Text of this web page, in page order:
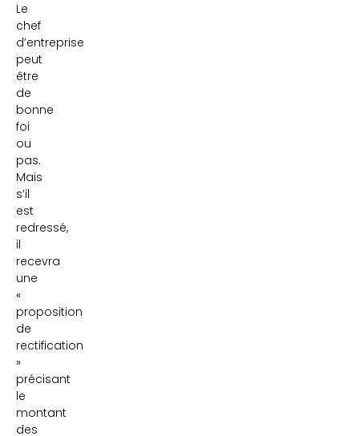
Le
chef
d’entreprise
peut
être
de
bonne
foi
ou
pas.
Mais
s’il
est
redressé,
il
recevra
une
«
proposition
de
rectification
»
précisant
le
montant
des